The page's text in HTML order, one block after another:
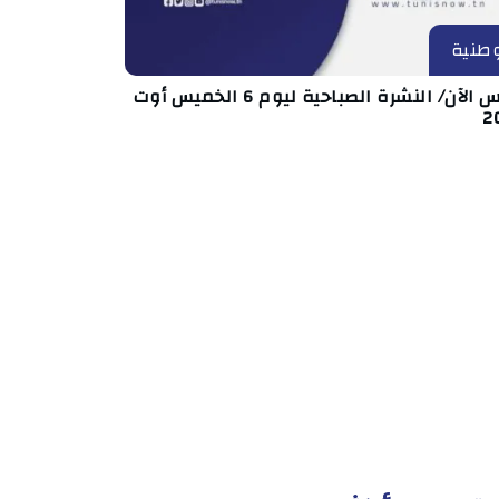
تونس الآن/ النشرة الصباحية ليوم 6 الخميس أوت